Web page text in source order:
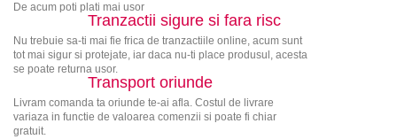
De acum poti plati mai usor
Tranzactii sigure si fara risc
Nu trebuie sa-ti mai fie frica de tranzactiile online, acum sunt
tot mai sigur si protejate, iar daca nu-ti place produsul, acesta
se poate returna usor.
Transport oriunde
Livram comanda ta oriunde te-ai afla. Costul de livrare
variaza in functie de valoarea comenzii si poate fi chiar
gratuit.